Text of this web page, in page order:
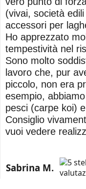
(vivai, società
accessori per
Ho apprezzato
tempestività nel
Sono molto
lavoro che, pur
piccolo, non era
esempio,
pesci (carpe koi)
Consiglio
vuoi vedere
Sabrina M.